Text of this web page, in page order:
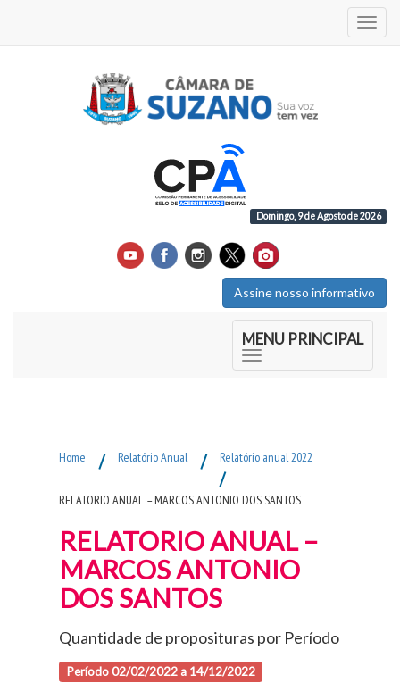
Domingo, 9 de Agosto de 2026
Assine nosso informativo
MENU PRINCIPAL
Home / Relatório Anual / Relatório anual 2022
/
RELATORIO ANUAL – MARCOS ANTONIO DOS SANTOS
RELATORIO ANUAL –
MARCOS ANTONIO
DOS SANTOS
Quantidade de proposituras por Período
Período 02/02/2022 a 14/12/2022